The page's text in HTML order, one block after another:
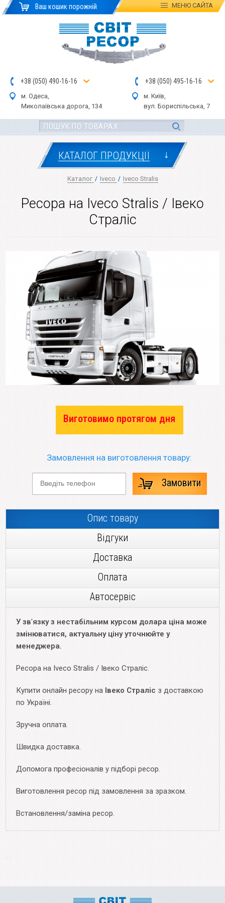
Ваш кошик порожній МЕНЮСАЙТА
+38 (050) 490-16-16
м. Одеса,
Миколаївська дорога, 134
+38 (050) 495-16-16
м. Київ,
вул. Бориспільська, 7
КАТАЛОГ ПРОДУКЦІЇ ↓
Каталог / Iveco / Iveco Stralis
Ресора на Iveco Stralis / Івеко
Страліс
Виготовимо протягом дня
Замовлення на виготовлення товару:
Замовити
Опис товару
Відгуки
Доставка
Оплата
Автосервіс
У зв'язку з нестабільним курсом долара ціна може
змінюватися, актуальну ціну уточнюйте у
менеджера.
Ресора на Iveco Stralis / Івеко Страліс.
Купити онлайн ресору на Івеко Страліс з доставкою
по Україні.
Зручна оплата.
Швидка доставка.
Допомога професіоналів у підборі ресор.
Виготовлення ресор під замовлення за зразком.
Встановлення/заміна ресор.